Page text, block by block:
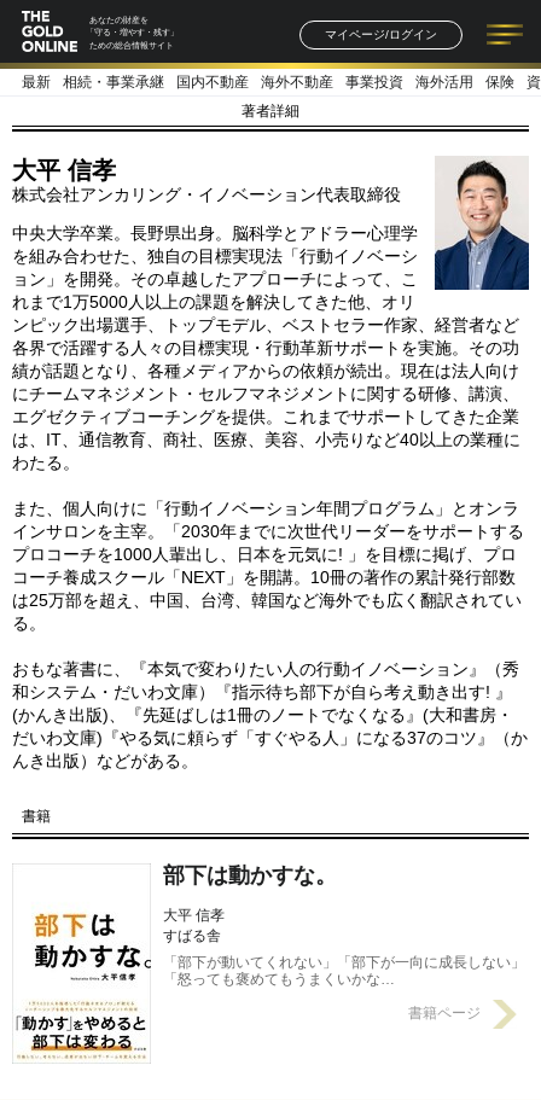
あなたの財産を
「守る・増やす・残す」
ための総合情報サイト
マイページ/ログイン
記事一覧 連載一覧
著者一覧 書籍一覧
最新 相続・事業承継 国内不動産 海外不動産 事業投資 海外活用 保険
著者詳細
大平 信孝
株式会社アンカリング・イノベーション代表取締役
中央大学卒業。長野県出身。脳科学とアドラー心理学
を組み合わせた、独自の目標実現法「行動イノベーシ
ョン」を開発。その卓越したアプローチによって、こ
れまで1万5000人以上の課題を解決してきた他、オリ
ンピック出場選手、トップモデル、ベストセラー作家、経営者など
各界で活躍する人々の目標実現・行動革新サポートを実施。その功
績が話題となり、各種メディアからの依頼が続出。現在は法人向け
にチームマネジメント・セルフマネジメントに関する研修、講演、
エグゼクティブコーチングを提供。これまでサポートしてきた企業
は、IT、通信教育、商社、医療、美容、小売りなど40以上の業種に
わたる。
また、個人向けに「行動イノベーション年間プログラム」とオンラ
インサロンを主宰。「2030年までに次世代リーダーをサポートする
プロコーチを1000人輩出し、日本を元気に! 」を目標に掲げ、プロ
コーチ養成スクール「NEXT」を開講。10冊の著作の累計発行部数
は25万部を超え、中国、台湾、韓国など海外でも広く翻訳されてい
る。
おもな著書に、『本気で変わりたい人の行動イノベーション』（秀
和システム・だいわ文庫）『指示待ち部下が自ら考え動き出す! 』
(かんき出版)、『先延ばしは1冊のノートでなくなる』(大和書房・
だいわ文庫)『やる気に頼らず「すぐやる人」になる37のコツ』（か
んき出版）などがある。
書籍
部下は動かすな。
大平 信孝
すばる舎
「部下が動いてくれない」「部下が一向に成長しない」
「怒っても褒めてもうまくいかな…
書籍ページ